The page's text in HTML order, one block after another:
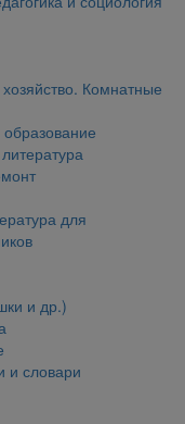
Комнатные
для
и др.)
и словари